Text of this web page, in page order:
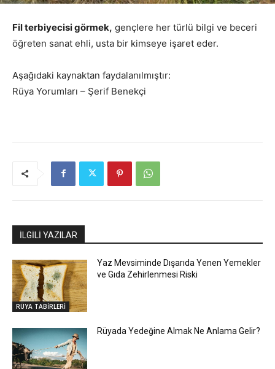
Fil terbiyecisi görmek, gençlere her türlü bilgi ve beceri
öğreten sanat ehli, usta bir kimseye işaret eder.
Aşağıdaki kaynaktan faydalanılmıştır:
Rüya Yorumları – Şerif Benekçi
İLGİLİ YAZILAR
RÜYA TABİRLERİ
Yaz Mevsiminde Dışarıda Yenen Yemekler
ve Gıda Zehirlenmesi Riski
Rüyada Yedeğine Almak Ne Anlama Gelir?